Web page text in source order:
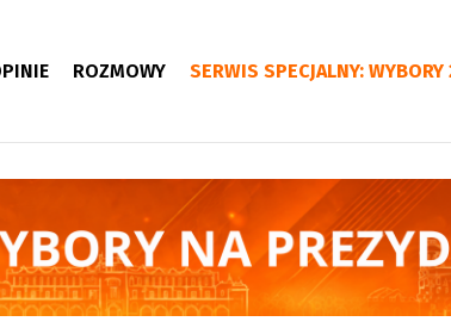
ROZMOWY SERWIS SPECJALNY: